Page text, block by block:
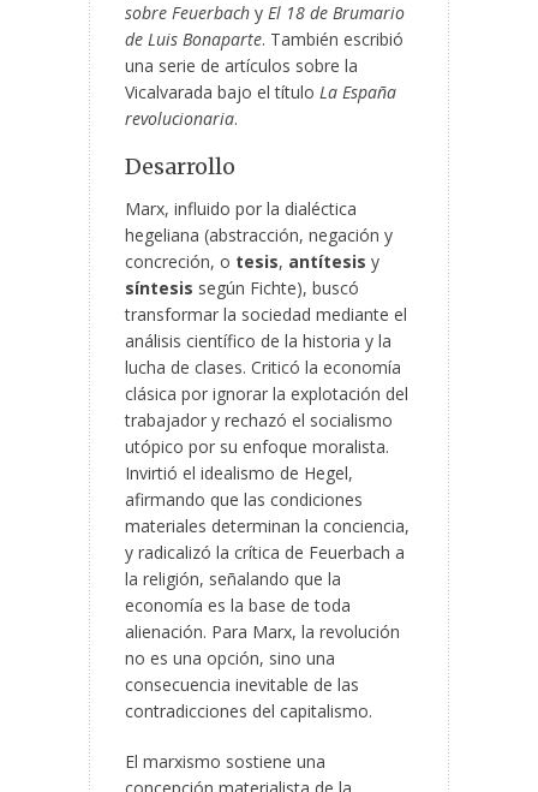
sobre Feuerbach y El 18 de Brumario
de Luis Bonaparte. También escribió
una serie de artículos sobre la
Vicalvarada bajo el título La España
revolucionaria.
Desarrollo
Marx, influido por la dialéctica
hegeliana (abstracción, negación y
concreción, o tesis, antítesis y
síntesis según Fichte), buscó
transformar la sociedad mediante el
análisis científico de la historia y la
lucha de clases. Criticó la economía
clásica por ignorar la explotación del
trabajador y rechazó el socialismo
utópico por su enfoque moralista.
Invirtió el idealismo de Hegel,
afirmando que las condiciones
materiales determinan la conciencia,
y radicalizó la crítica de Feuerbach a
la religión, señalando que la
economía es la base de toda
alienación. Para Marx, la revolución
no es una opción, sino una
consecuencia inevitable de las
contradicciones del capitalismo.
El marxismo sostiene una